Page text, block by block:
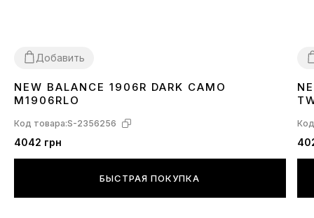
Добавить
40
NEW BALANCE 1906R DARK CAMO
M1906RLO
Код товара:S-2356256
4042 грн
БЫСТРАЯ ПОКУПКА